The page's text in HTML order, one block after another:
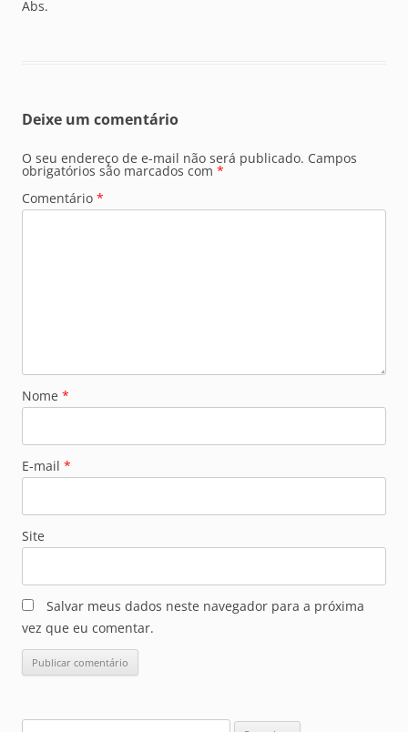
Abs.
Deixe um comentário
O seu endereço de e-mail não será publicado. Campos
obrigatórios são marcados com *
Comentário *
Nome *
E-mail *
Site
Salvar meus dados neste navegador para a próxima
vez que eu comentar.